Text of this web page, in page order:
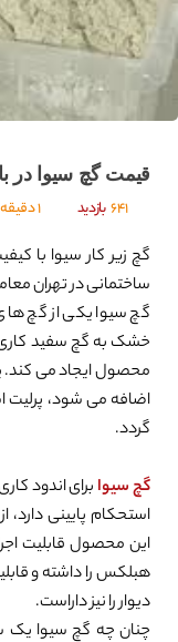
قیمت گچ سیوا در
641بازدید 1 دقیقه
گچ زیر کار سیوا با
ساختمانی در تهران
گچ سیوا یکی از گچ
خشک به گچ سفید کاری
محصول ایجاد می کند.
اضافه می شود،
گردد.
گچ سیوا برای اندود
استحکام پایینی
این محصول قابلیت
هبلکس را داشته و
دیوار را نیز داراست.
چنان چه گچ سیوا یک